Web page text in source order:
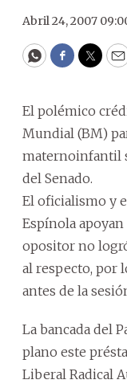
Abril 24, 2007
WhatsApp
El polémico
Mundial (BM)
maternoinfantil
del Senado.
El oficialismo y
Espínola
opositor no
al respecto, por
antes de la
La bancada del
plano este
Liberal Radical